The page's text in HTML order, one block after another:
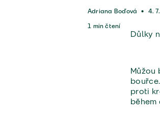
Adriana Boďová • 4.
1 min čtení
Důlky
proti